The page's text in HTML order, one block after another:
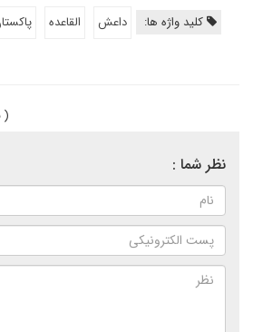
کلید واژه ها: داعش القاعده
(
نظر شما :